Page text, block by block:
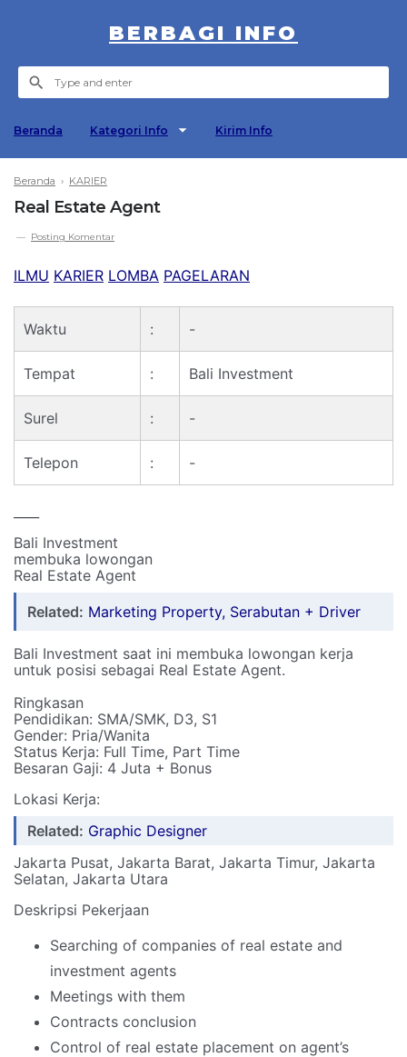
BERBAGI INFO
Beranda Kategori Info Kirim Info
Beranda › KARIER
Real Estate Agent
Posting Komentar
ILMU KARIER LOMBA PAGELARAN
Waktu : -
Tempat : Bali Investment
Surel : -
Telepon : -
Bali Investment
membuka lowongan
Real Estate Agent
Related: Marketing Property, Serabutan + Driver
Bali Investment saat ini membuka lowongan kerja
untuk posisi sebagai Real Estate Agent.
Ringkasan
Pendidikan: SMA/SMK, D3, S1
Gender: Pria/Wanita
Status Kerja: Full Time, Part Time
Besaran Gaji: 4 Juta + Bonus
Lokasi Kerja:
Related: Graphic Designer
Jakarta Pusat, Jakarta Barat, Jakarta Timur, Jakarta
Selatan, Jakarta Utara
Deskripsi Pekerjaan
Searching of companies of real estate and
investment agents
Meetings with them
Contracts conclusion
Control of real estate placement on agent’s